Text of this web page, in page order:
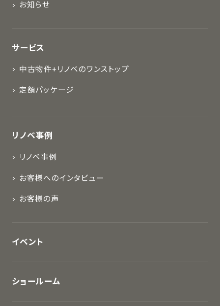
お知らせ
サービス
中古物件+リノベのワンストップ
定額パッケージ
リノベ事例
リノベ事例
お客様へのインタビュー
お客様の声
イベント
ショールーム